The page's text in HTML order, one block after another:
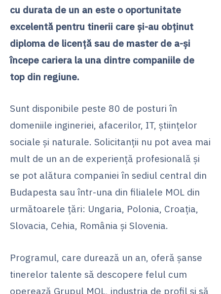
cu durata de un an este o oportunitate
excelentă pentru tinerii care și-au obținut
diploma de licență sau de master de a-și
începe cariera la una dintre companiile de
top din regiune.
Sunt disponibile peste 80 de posturi în
domeniile ingineriei, afacerilor, IT, științelor
sociale și naturale. Solicitanții nu pot avea mai
mult de un an de experiență profesională și
se pot alătura companiei în sediul central din
Budapesta sau într-una din filialele MOL din
următoarele țări: Ungaria, Polonia, Croația,
Slovacia, Cehia, România și Slovenia.
Programul, care durează un an, oferă șanse
tinerelor talente să descopere felul cum
operează Grupul MOL, industria de profil și să